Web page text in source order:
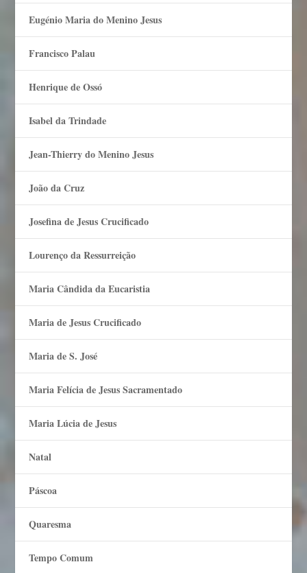
Eugénio Maria do Menino Jesus
Francisco Palau
Henrique de Ossó
Isabel da Trindade
Jean-Thierry do Menino Jesus
João da Cruz
Josefina de Jesus Crucificado
Lourenço da Ressurreição
Maria Cândida da Eucaristia
Maria de Jesus Crucificado
Maria de S. José
Maria Felí­cia de Jesus Sacramentado
Maria Lúcia de Jesus
Natal
Páscoa
Quaresma
Tempo Comum